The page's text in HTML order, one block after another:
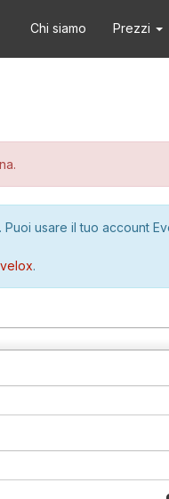
Chi siamo Prezzi
usare il tuo account
.